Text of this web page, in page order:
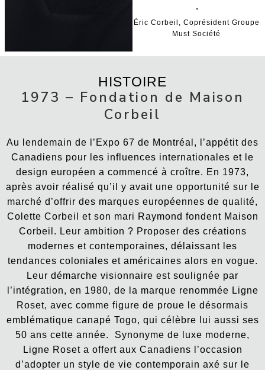
”
Éric Corbeil, Coprésident Groupe
Must Société
HISTOIRE
1973 – Fondation de Maison
Corbeil
Au lendemain de l’Expo 67 de Montréal, l’appétit des
Canadiens pour les influences internationales et le
design européen a commencé à croître. En 1973,
après avoir réalisé qu’il y avait une opportunité sur le
marché d’offrir des marques européennes de qualité,
Colette Corbeil et son mari Raymond fondent Maison
Corbeil. Leur ambition ? Proposer des créations
modernes et contemporaines, délaissant les
tendances coloniales et américaines alors en vogue.
Leur démarche visionnaire est soulignée par
l’intégration, en 1980, de la marque renommée Ligne
Roset, avec comme figure de proue le désormais
emblématique canapé Togo, qui célèbre lui aussi ses
50 ans cette année. Synonyme de luxe moderne,
Ligne Roset a offert aux Canadiens l’occasion
d’adopter un style de vie contemporain axé sur le